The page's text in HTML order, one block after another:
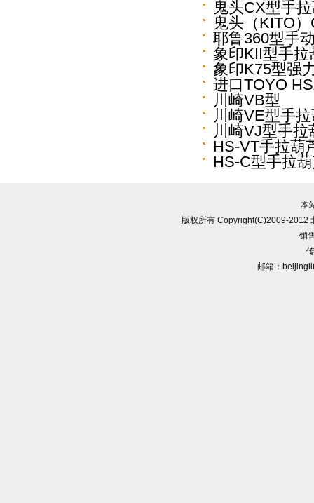
鬼头CX型手
鬼头（KITO
耶鲁360型手
象印KII型手拉
象印K75型强
进口TOYO
川崎VB型
川崎VE型手
川崎VJ型手拉
HS-VT手拉葫
HS-C型手拉
本
版权所有 Copyright(C)2009-2012
销
邮箱：